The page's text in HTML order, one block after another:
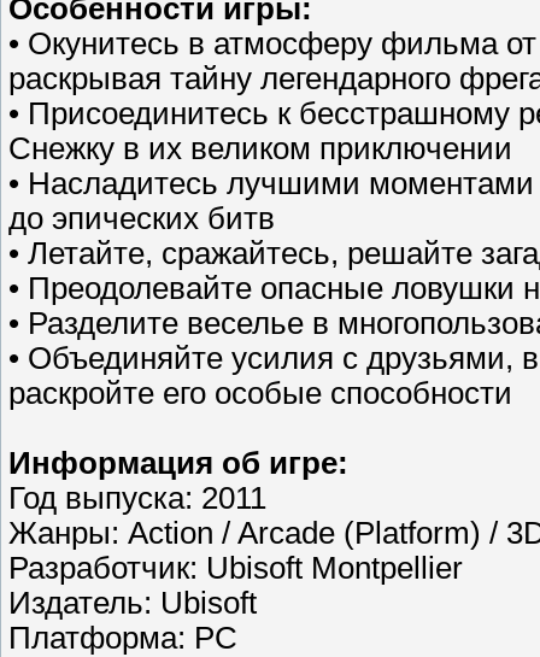
Особенности игры:
• Окунитесь в атмосферу фильма
раскрывая тайну легендарного
• Присоединитесь к бесстрашному
Снежку в их великом приключении
• Насладитесь лучшими моментами
до эпических битв
• Летайте, сражайтесь, решайте
• Преодолевайте опасные ловушки
• Разделите веселье в
• Объединяйте усилия с друзьями,
раскройте его особые способности
Информация об игре:
Год выпуска: 2011
Жанры: Action / Arcade (Platform) /
Разработчик: Ubisoft Montpellier
Издатель: Ubisoft
Платформа: PC